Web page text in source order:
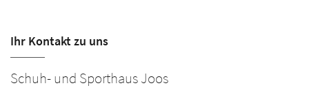
Ihr Kontakt zu uns
Schuh- und Sporthaus Joos